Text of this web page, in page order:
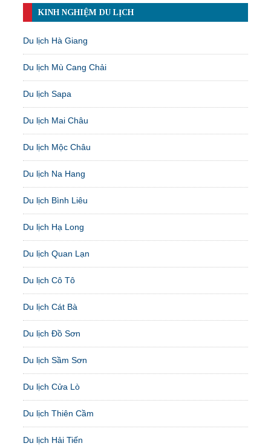
KINH NGHIỆM DU LỊCH
Du lịch Hà Giang
Du lịch Mù Cang Chải
Du lịch Sapa
Du lịch Mai Châu
Du lịch Mộc Châu
Du lịch Na Hang
Du lịch Bình Liêu
Du lịch Hạ Long
Du lịch Quan Lạn
Du lịch Cô Tô
Du lịch Cát Bà
Du lịch Đồ Sơn
Du lịch Sầm Sơn
Du lịch Cửa Lò
Du lịch Thiên Cầm
Du lịch Hải Tiến